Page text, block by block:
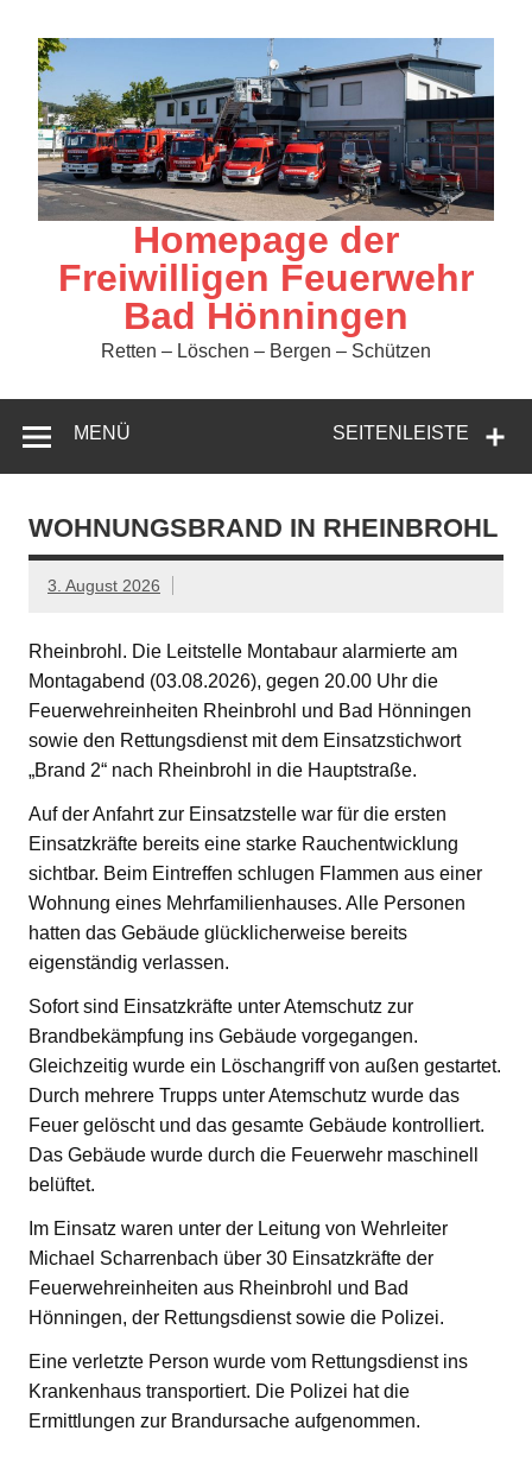
springen
Homepage der
Freiwilligen Feuerwehr
Bad Hönningen
Retten – Löschen – Bergen – Schützen
SEITENLEISTE
MENÜ
WOHNUNGSBRAND IN RHEINBROHL
3. August 2026
Rheinbrohl. Die Leitstelle Montabaur alarmierte am
Montagabend (03.08.2026), gegen 20.00 Uhr die
Feuerwehreinheiten Rheinbrohl und Bad Hönningen
sowie den Rettungsdienst mit dem Einsatzstichwort
„Brand 2“ nach Rheinbrohl in die Hauptstraße.
Auf der Anfahrt zur Einsatzstelle war für die ersten
Einsatzkräfte bereits eine starke Rauchentwicklung
sichtbar. Beim Eintreffen schlugen Flammen aus einer
Wohnung eines Mehrfamilienhauses. Alle Personen
hatten das Gebäude glücklicherweise bereits
eigenständig verlassen.
Sofort sind Einsatzkräfte unter Atemschutz zur
Brandbekämpfung ins Gebäude vorgegangen.
Gleichzeitig wurde ein Löschangriff von außen gestartet.
Durch mehrere Trupps unter Atemschutz wurde das
Feuer gelöscht und das gesamte Gebäude kontrolliert.
Das Gebäude wurde durch die Feuerwehr maschinell
belüftet.
Im Einsatz waren unter der Leitung von Wehrleiter
Michael Scharrenbach über 30 Einsatzkräfte der
Feuerwehreinheiten aus Rheinbrohl und Bad
Hönningen, der Rettungsdienst sowie die Polizei.
Eine verletzte Person wurde vom Rettungsdienst ins
Krankenhaus transportiert. Die Polizei hat die
Ermittlungen zur Brandursache aufgenommen.